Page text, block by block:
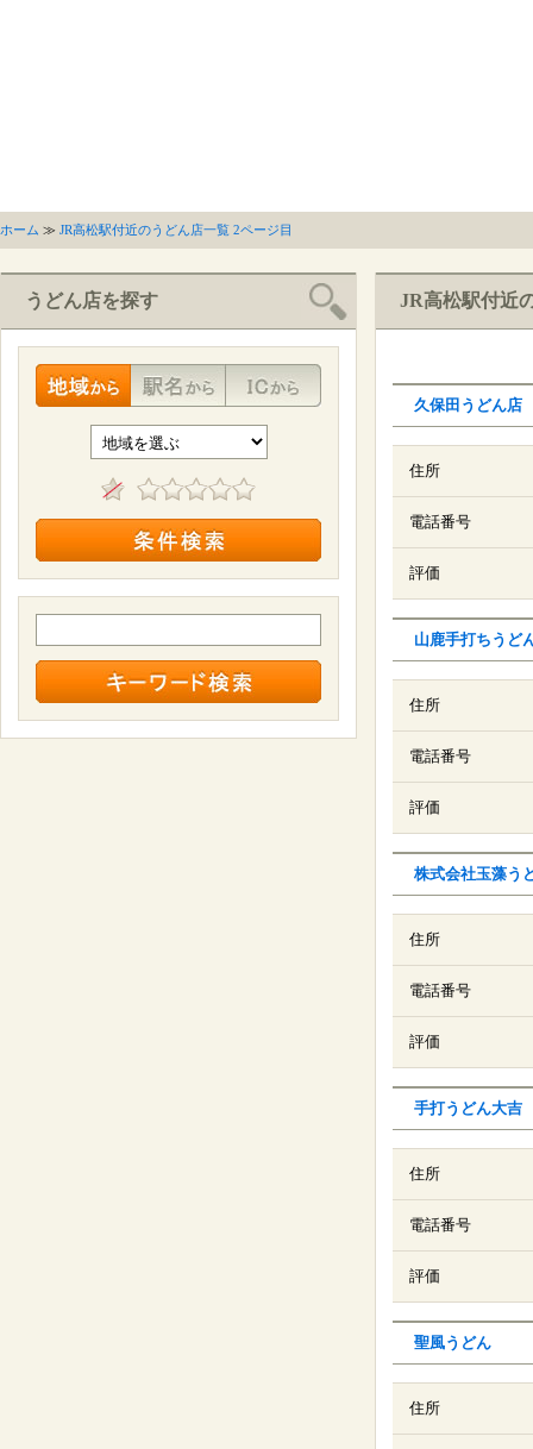
ホーム ≫ JR高松駅付近のうどん店一覧 2ページ目
うどん店を探す JR高松駅付近
久保田うどん店
住所
電話番号
評価
山鹿手打ちうど
住所
電話番号
評価
株式会社玉藻う
住所
電話番号
評価
手打うどん大吉
住所
電話番号
評価
聖風うどん
住所